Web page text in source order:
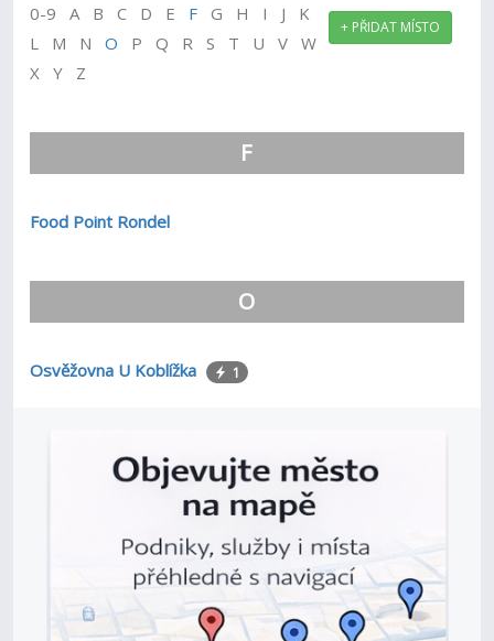
+ PŘIDAT MÍSTO
0-9 A B C D E F G H I J K
L M NO P Q R S T U V W
X Y Z
F
Food Point Rondel
O
Osvěžovna U Koblížka 1